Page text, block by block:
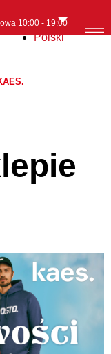
Polski
10:00 - 19:00